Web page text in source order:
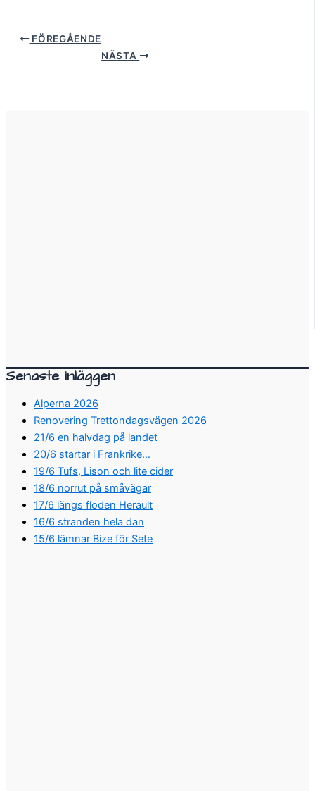
FÖREGÅENDE
NÄSTA
Senaste inläggen
Alperna 2026
Renovering Trettondagsvägen 2026
21/6 en halvdag på landet
20/6 startar i Frankrike…
19/6 Tufs, Lison och lite cider
18/6 norrut på småvägar
17/6 längs floden Herault
16/6 stranden hela dan
15/6 lämnar Bize för Sete